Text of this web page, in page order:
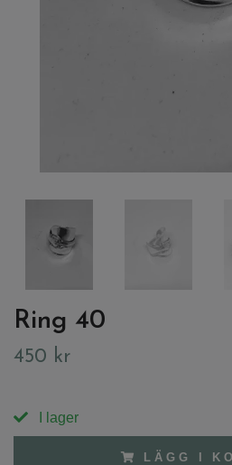
Ring 40
450 kr
I lager
LÄGG I